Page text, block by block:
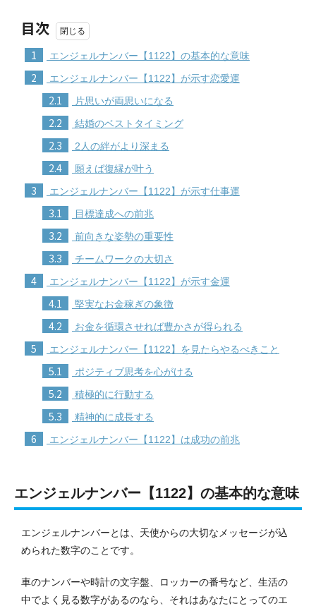
目次
1 エンジェルナンバー【1122】の基本的な意味
2 エンジェルナンバー【1122】が示す恋愛運
2.1 片思いが両思いになる
2.2 結婚のベストタイミング
2.3 2人の絆がより深まる
2.4 願えば復縁が叶う
3 エンジェルナンバー【1122】が示す仕事運
3.1 目標達成への前兆
3.2 前向きな姿勢の重要性
3.3 チームワークの大切さ
4 エンジェルナンバー【1122】が示す金運
4.1 堅実なお金稼ぎの象徴
4.2 お金を循環させれば豊かさが得られる
5 エンジェルナンバー【1122】を見たらやるべきこと
5.1 ポジティブ思考を心がける
5.2 積極的に行動する
5.3 精神的に成長する
6 エンジェルナンバー【1122】は成功の前兆
エンジェルナンバー【1122】の基本的な意味
エンジェルナンバーとは、天使からの大切なメッセージが込
められた数字のことです。
車のナンバーや時計の文字盤、ロッカーの番号など、生活の
中でよく見る数字があるのなら、それはあなたにとってのエ